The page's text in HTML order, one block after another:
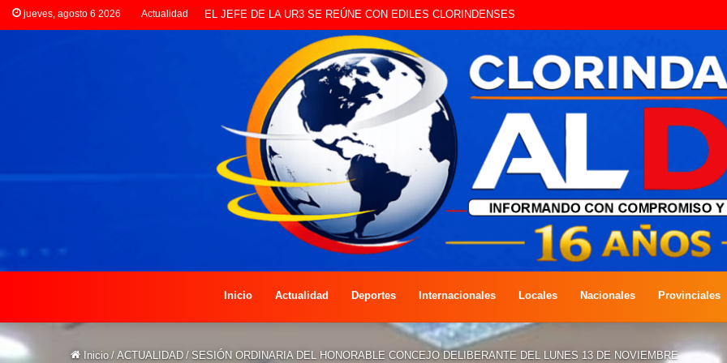
jueves, agosto 6 2026 Actualidad LANZAN INSCRIPCIONES PARA COMPETENCIA DE PESCA EN COSTAS DEL RÍO PARAGUAY
Inicio Actualidad Deportes Internacionales Locales Nacionales Provinciales
Inicio / ACTUALIDAD / SESIÓN ORDINARIA DEL HONORABLE CONCEJO DELIBERANTE DEL LUNES 13 DE NOVIEMBRE